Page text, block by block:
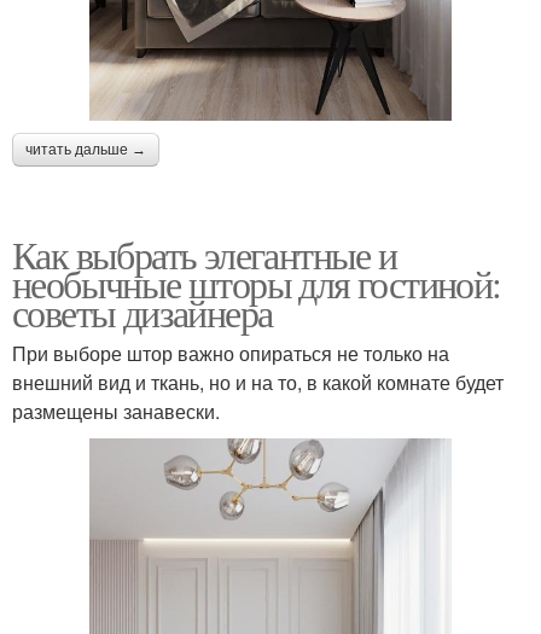
читать дальше →
Как выбрать элегантные и
необычные шторы для гостиной:
советы дизайнера
При выборе штор важно опираться не только на
внешний вид и ткань, но и на то, в какой комнате будет
размещены занавески.